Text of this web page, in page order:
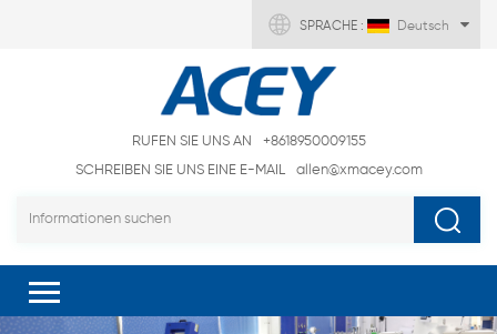
SPRACHE : Deutsch
RUFEN SIE UNS AN
+8618950009155
SCHREIBEN SIE UNS EINE E-MAIL
allen@xmacey.com